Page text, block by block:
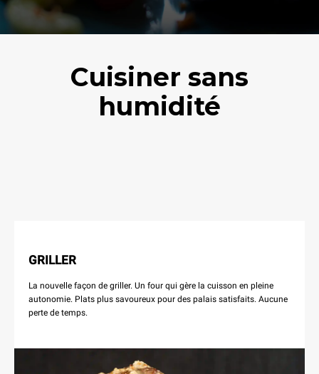
Cuisiner sans
humidité
GRILLER
La nouvelle façon de griller. Un four qui gère la cuisson en pleine
autonomie. Plats plus savoureux pour des palais satisfaits. Aucune
perte de temps.